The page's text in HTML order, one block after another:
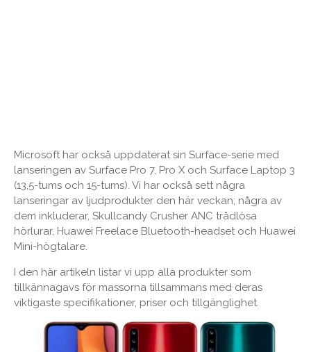
Microsoft har också uppdaterat sin Surface-serie med
lanseringen av Surface Pro 7, Pro X och Surface Laptop 3
(13,5-tums och 15-tums). Vi har också sett några
lanseringar av ljudprodukter den här veckan; några av
dem inkluderar, Skullcandy Crusher ANC trådlösa
hörlurar, Huawei Freelace Bluetooth-headset och Huawei
Mini-högtalare.
I den här artikeln listar vi upp alla produkter som
tillkännagavs för massorna tillsammans med deras
viktigaste specifikationer, priser och tillgänglighet.